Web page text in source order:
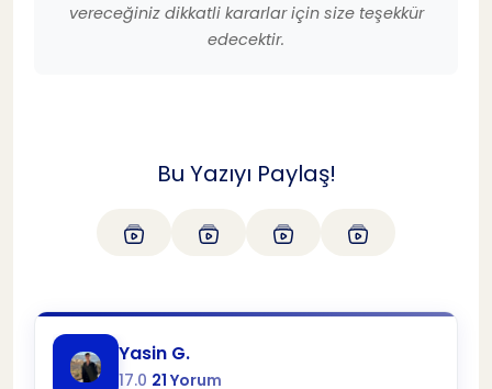
vereceğiniz dikkatli kararlar için size teşekkür
edecektir.
Bu Yazıyı Paylaş!
Yasin G.
17.0 21 Yorum